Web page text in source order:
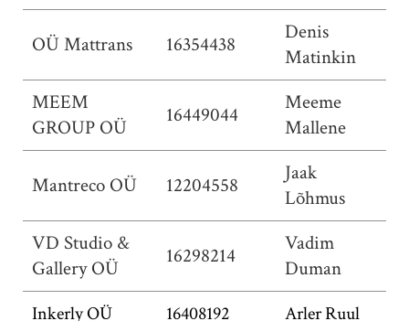
OÜ Mattrans 16354438
Denis
Matinkin
MEEM
GROUP OÜ
16449044
Meeme
Mallene
Mantreco OÜ 12204558
Jaak
Lõhmus
VD Studio &
Gallery OÜ
16298214
Vadim
Duman
Inkerly OÜ 16408192 Arler Ruul